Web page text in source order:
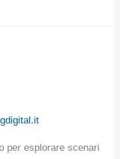
per esplorare scenari